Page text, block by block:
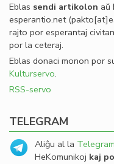
Eblas sendi artikolon aŭ
esperantio.net
rajto por esperantaj
por la ceteraj.
Eblas donaci monon por
Kulturservo.
RSS-servo
TELEGRAM
Aliĝu al la
HeKomunikoj kaj